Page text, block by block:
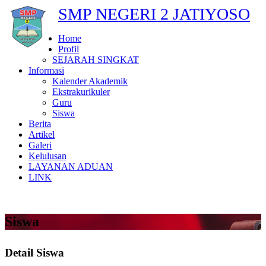
SMP NEGERI 2 JATIYOSO
Home
Profil
SEJARAH SINGKAT
Informasi
Kalender Akademik
Ekstrakurikuler
Guru
Siswa
Berita
Artikel
Galeri
Kelulusan
LAYANAN ADUAN
LINK
Siswa
Detail Siswa